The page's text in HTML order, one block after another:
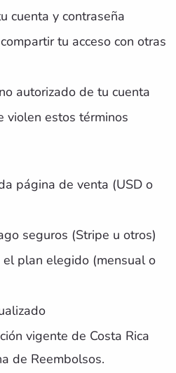
cuenta y contraseña
tu acceso con otras
autorizado de tu cuenta
violen estos términos
página de venta (USD o
seguros (Stripe u otros)
plan elegido (mensual o
vigente de Costa Rica
de Reembolsos.